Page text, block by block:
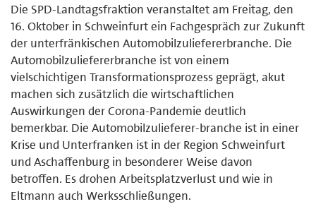
Die SPD-Landtagsfraktion veranstaltet am Freitag, den
16. Oktober in Schweinfurt ein Fachgespräch zur Zukunft
der unterfränkischen Automobilzuliefererbranche. Die
Automobilzuliefererbranche ist von einem
vielschichtigen Transformationsprozess geprägt, akut
machen sich zusätzlich die wirtschaftlichen
Auswirkungen der Corona-Pandemie deutlich
bemerkbar. Die Automobilzulieferer-branche ist in einer
Krise und Unterfranken ist in der Region Schweinfurt
und Aschaffenburg in besonderer Weise davon
betroffen. Es drohen Arbeitsplatzverlust und wie in
Eltmann auch Werksschließungen.